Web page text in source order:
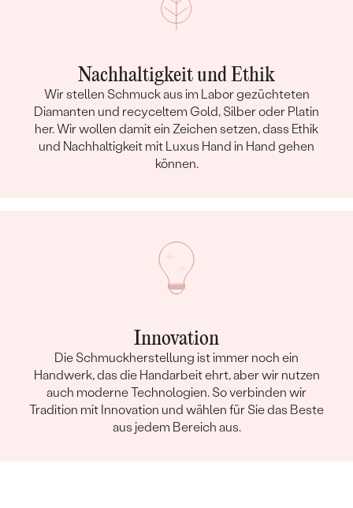
Nachhaltigkeit und Ethik
Wir stellen Schmuck aus im Labor gezüchteten
Diamanten und recyceltem Gold, Silber oder Platin
her. Wir wollen damit ein Zeichen setzen, dass Ethik
und Nachhaltigkeit mit Luxus Hand in Hand gehen
können.
Innovation
Die Schmuckherstellung ist immer noch ein
Handwerk, das die Handarbeit ehrt, aber wir nutzen
auch moderne Technologien. So verbinden wir
Tradition mit Innovation und wählen für Sie das Beste
aus jedem Bereich aus.